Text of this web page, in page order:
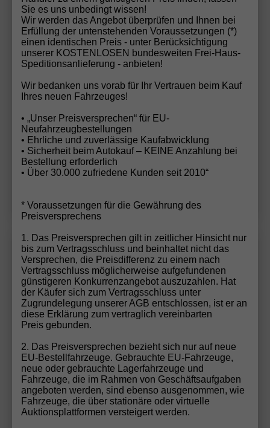
Sofort lieferbar 22.990,– €
ab 179,– € mtl.
(ICE), Benzin, Kraftstoffverbrauch
kombiniert 5,7 l/100km (WLTP), CO₂-Emission
kombiniert 129.00 g/km (WLTP), CO₂-Klasse D,
Außenfarbe: Fiord Blau, Zustand, Fahrfähigkeit:
fahrtauglich, Zustand: unfallfrei, Fahrzeugnr.: 70301
Seat Ibiza Wir rufen Sie an!
PDF-Datei,
FR FR DSG Facelift VollLED SHZ Kam Kessy 18"
Sie es uns unbedingt wissen!
Wir werden das Angebot überprüfen und Ihnen bei
Erfüllung der untenstehenden Voraussetzungen (*)
einen identischen Preis - unter Berücksichtigung
unserer KOSTENLOSEN bundesweiten Frei-Haus-
Speditionsanlieferung - anbieten!
Wir bedanken uns vorab für Ihr Vertrauen beim Kauf
Ihres neuen Fahrzeuges!
• „Unser Preisversprechen“ für EU-
Neufahrzeugbestellungen
• Ehrliche und zuverlässige Kaufabwicklung
• Sicherheit beim Autokauf – KEINE Anzahlung bei
Bestellung erforderlich
• Über 30.000 zufriedene Kunden seit 2010“
* Voraussetzungen für die Gewährung des
Preisversprechens
1. Das Preisversprechen gilt in zeitlicher Hinsicht nur
bis zum Vertragsschluss und beinhaltet nicht das
Versprechen, die Preisdifferenz zu einem nach
Vertragsschluss möglicherweise aufgefundenen
günstigeren Konkurrenzangebot auszuzahlen. Hat
der Käufer sich zum Vertragsschluss unter
Zugrundelegung unserer AGB entschlossen, ist er an
diese Erklärung zum vertraglich vereinbarten
Preis gebunden.
2. Das Preisversprechen bezieht sich nur auf neue
EU-Bestellfahrzeuge. Gebrauchte EU-Fahrzeuge,
neue oder gebrauchte Lagerfahrzeuge und
Fahrzeuge, die im Rahmen von Geschäftsaufgaben
angeboten werden, sind ebenso ausgenommen, wie
Fahrzeuge, die über stationäre oder virtuelle
Auktionsplattformen versteigert werden.